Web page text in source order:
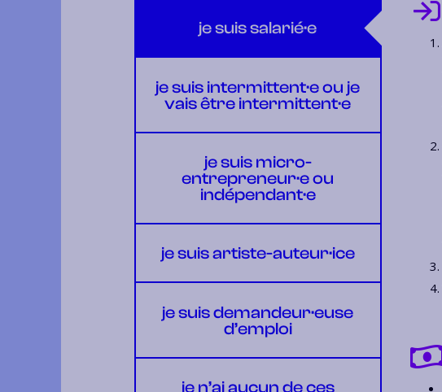
je suis salarié·e
je suis intermittent·e ou je
vais être intermittent·e
je suis micro-
entrepreneur·e ou
indépendant·e
je suis artiste-auteur·ice
je suis demandeur·euse
d’emploi
je n’ai aucun de ces